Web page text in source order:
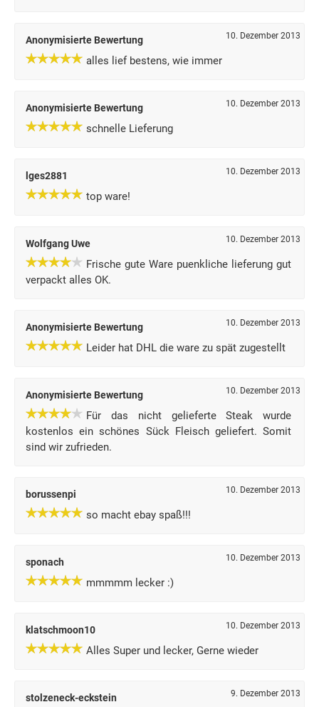
Anonymisierte Bewertung 10. Dezember 2013
alles lief bestens, wie immer
Anonymisierte Bewertung 10. Dezember 2013
schnelle Lieferung
lges2881 10. Dezember 2013
top ware!
Wolfgang Uwe 10. Dezember 2013
Frische gute Ware puenkliche lieferung gut
verpackt alles OK.
Anonymisierte Bewertung 10. Dezember 2013
Leider hat DHL die ware zu spät zugestellt
Anonymisierte Bewertung 10. Dezember 2013
Für das nicht gelieferte Steak wurde
kostenlos ein schönes Sück Fleisch geliefert. Somit
sind wir zufrieden.
borussenpi 10. Dezember 2013
so macht ebay spaß!!!
sponach 10. Dezember 2013
mmmmm lecker :)
klatschmoon10 10. Dezember 2013
Alles Super und lecker, Gerne wieder
stolzeneck-eckstein 9. Dezember 2013